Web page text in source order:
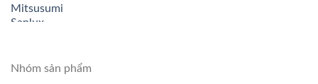
Nhóm sản phẩm